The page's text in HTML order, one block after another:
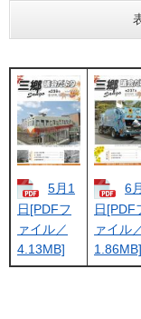
5月1
日[PDFフ
ァイル／
4.13MB]
6
日[PDF
ァイル
1.86MB]